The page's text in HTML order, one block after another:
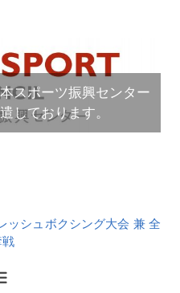
スポーツ振興センター
しております。
ッシュボクシング大会 兼 全